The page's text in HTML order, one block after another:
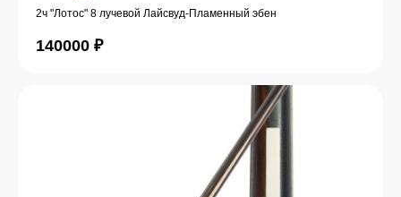
2ч "Лотос" 8 лучевой Лайсвуд-Пламенный эбен
140000 ₽